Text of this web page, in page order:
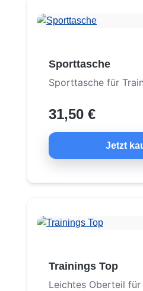
Sporttasche
Sporttasche für
31,50 €
Jetzt
Trainings Top
Leichtes Oberteil für